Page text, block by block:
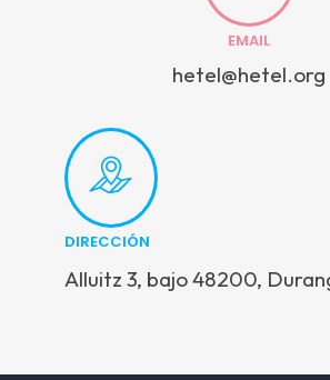
EMAIL
hetel@hetel.org
DIRECCIÓN
Alluitz 3, bajo 48200,